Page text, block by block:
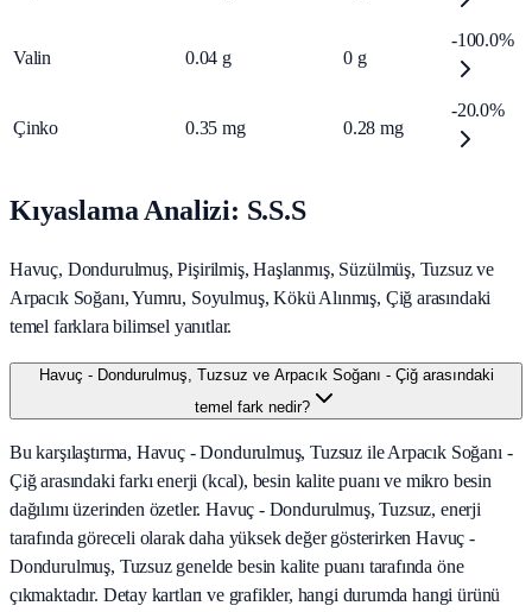
Valin 0.04 g 0 g
-100.0%
Çinko 0.35 mg 0.28 mg
-20.0%
Kıyaslama Analizi: S.S.S
Havuç, Dondurulmuş, Pişirilmiş, Haşlanmış, Süzülmüş, Tuzsuz ve
Arpacık Soğanı, Yumru, Soyulmuş, Kökü Alınmış, Çiğ arasındaki
temel farklara bilimsel yanıtlar.
Havuç - Dondurulmuş, Tuzsuz ve Arpacık Soğanı - Çiğ arasındaki
temel fark nedir?
Bu karşılaştırma, Havuç - Dondurulmuş, Tuzsuz ile Arpacık Soğanı -
Çiğ arasındaki farkı enerji (kcal), besin kalite puanı ve mikro besin
dağılımı üzerinden özetler. Havuç - Dondurulmuş, Tuzsuz, enerji
tarafında göreceli olarak daha yüksek değer gösterirken Havuç -
Dondurulmuş, Tuzsuz genelde besin kalite puanı tarafında öne
çıkmaktadır. Detay kartları ve grafikler, hangi durumda hangi ürünü